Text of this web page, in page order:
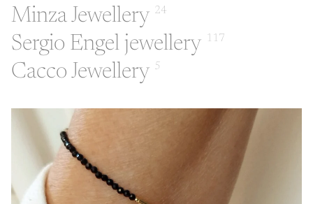
Minza Jewellery 24
Sergio Engel jewellery 117
Cacco Jewellery 5